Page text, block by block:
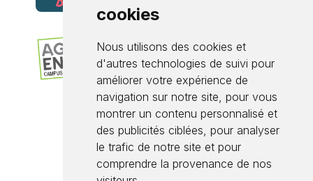
cookies
Nous utilisons des cookies et
d'autres technologies de suivi pour
améliorer votre expérience de
navigation sur notre site, pour vous
montrer un contenu personnalisé et
des publicités ciblées, pour analyser
le trafic de notre site et pour
comprendre la provenance de nos